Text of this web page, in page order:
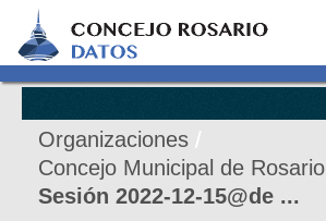
Organizaciones
Concejo Municipal de Rosario
Sesión 2022-12-15@de ...